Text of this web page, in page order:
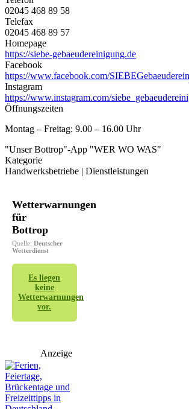
02045 468 89 58
Telefax
02045 468 89 57
Homepage
https://siebe-gebaeudereinigung.de
Facebook
https://www.facebook.com/
Instagram
https://www.instagram.com/
Öffnungszeiten
Montag – Freitag: 9.00 – 16.00 Uhr
"Unser Bottrop"-App "WER WO WAS"
Kategorie
Handwerksbetriebe | Dienstleistungen
Wetterwarnungen
für
Bottrop
Quelle: Deutscher
Wetterdienst
Es liegen
keine
Wetterwarnungen
vor.
Anzeige